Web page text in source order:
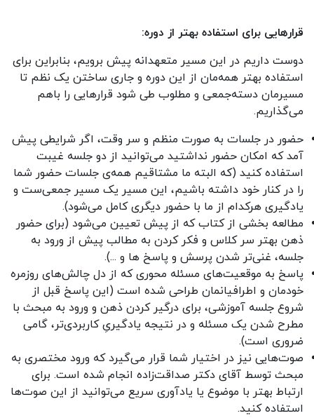
قرارهایی برای استفاده بهتر از دوره:
دوست داریم در این مسیر متعهدانه پیش برویم، بنابراین برای
استفاده بهتر همه‌مان از این دوره و جاری ساختن یک نظم تا
مسیرمان دسته‌جمعی و مطلوب طی شود قرارهایی را باهم
می‌گذاریم.
حضور در جلسات به صورت منظم و سر وقت، اگر شرایطی پیش
آمد که امکان حضور نداشتید می‌توانید از دو جلسه غیبت
استفاده کنید (که البته ما مشتاقیم همه‌ی جلسات حضور شما
را در کنار خود داشته باشیم، این مسیر یک مسیر جمعی‌ست و
یادگیری هرکدام از ما با حضور دیگری کامل می‌شود).
مطالعه بخشی از کتاب که از پیش تعیین می‌شود (برای حضور
ذهن بهتر سر کلاس و فکر کردن به مطالب پیش از ورود به
جلسه، غنی‌تر شدن پرسش و پاسخ ها و ...).
پاسخ به موقعیت‌های مسئله محوری که از دل چالش‌های روزمره
خودمان و اطرافیانمان طراحی شده است (این پاسخ قبل از
شروع جلسه آموزشی، برای درگیر کردن ذهن و ورود به مبحث با
مطرح شدن یک مسئله و در نتیجه یادگیریِ کاربردی‌تر، گامی
ضروری است).
صوت‌هایی نیز در اختیار شما قرار می‌گیرد که ورود مختصری به
مبحث توسط آقای دکتر صداقت‌زاده انجام شده است. برای
ارتباط بهتر با موضوع یا یادآوری سریع می‌توانید از این صوت‌ها
استفاده کنید.